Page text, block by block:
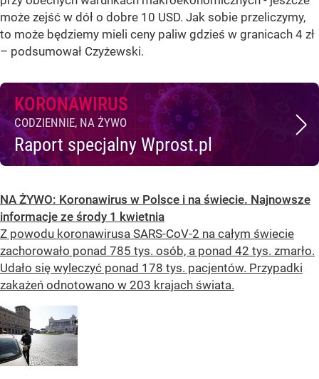
może zejść w dół o dobre 10 USD. Jak sobie przeliczymy,
to może będziemy mieli ceny paliw gdzieś w granicach 4 zł
– podsumował Czyżewski.
KORONAWIRUS
CODZIENNIE, NA ŻYWO
Raport specjalny Wprost.pl
NA ŻYWO: Koronawirus w Polsce i na świecie. Najnowsze
informacje ze środy 1 kwietnia
Z powodu koronawirusa SARS-CoV-2 na całym świecie
zachorowało ponad 785 tys. osób, a ponad 42 tys. zmarło.
Udało się wyleczyć ponad 178 tys. pacjentów. Przypadki
zakażeń odnotowano w 203 krajach świata.